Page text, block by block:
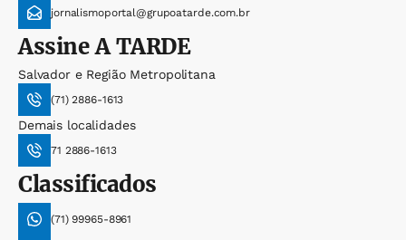
jornalismoportal@grupoatarde.com.br
AssineA TARDE
Salvador e Região Metropolitana
(71) 2886-1613
Demais localidades
71 2886-1613
Classificados
(71) 99965-8961